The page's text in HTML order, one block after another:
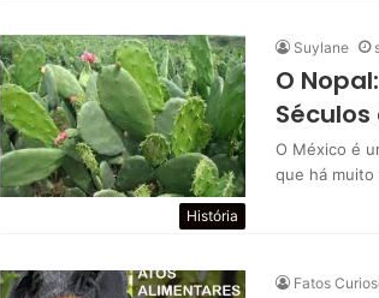
História
Suylane
O
O México é
que há
Fatos